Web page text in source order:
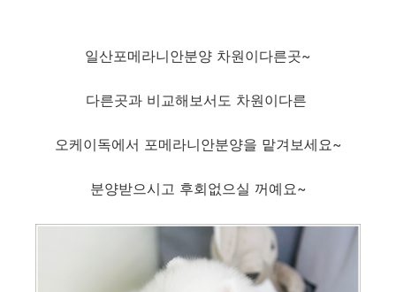
일산포메라니안분양 차원이다른곳~
다른곳과 비교해보서도 차원이다른
오케이독에서 포메라니안분양을 맡겨보세요~
분양받으시고 후회없으실 꺼예요~